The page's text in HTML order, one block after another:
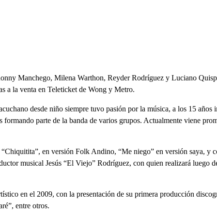
Manchego, Milena Warthon, Reyder Rodríguez y Luciano
a la venta en Teleticket de Wong y Metro.
desde niño siempre tuvo pasión por la música, a los 15
parte de la banda de varios grupos. Actualmente viene
en versión Folk Andino, “Me niego” en versión saya, y
musical Jesús “El Viejo” Rodríguez, con quien realizará luego
en el 2009, con la presentación de su primera producción
entre otros.